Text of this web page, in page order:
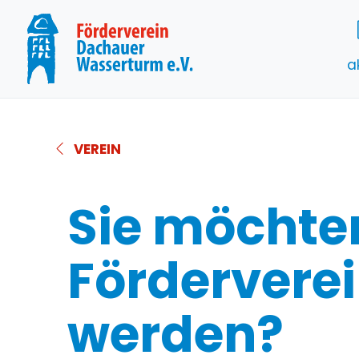
VEREIN
Sie
werden?